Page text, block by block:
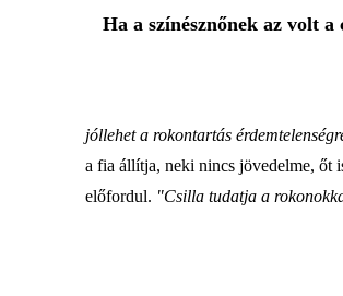
Ha a színésznőnek az volt
jóllehet a rokontartás
a fia állítja, neki nincs jövedelme, őt
előfordul. "Csilla tudatja a